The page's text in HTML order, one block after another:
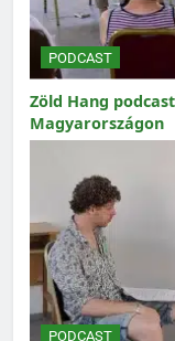
PODCAST
Zöld Hang
Magyarországon
PODCAST